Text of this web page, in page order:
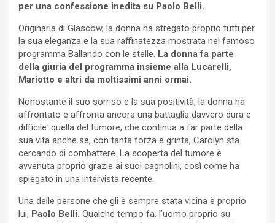
per una confessione inedita su Paolo Belli.
Originaria di Glascow, la donna ha stregato proprio tutti per
la sua eleganza e la sua raffinatezza mostrata nel famoso
programma Ballando con le stelle. La donna fa parte
della giuria del programma insieme alla Lucarelli,
Mariotto e altri da moltissimi anni ormai.
Nonostante il suo sorriso e la sua positività, la donna ha
affrontato e affronta ancora una battaglia davvero dura e
difficile: quella del tumore, che continua a far parte della
sua vita anche se, con tanta forza e grinta, Carolyn sta
cercando di combattere. La scoperta del tumore è
avvenuta proprio grazie ai suoi cagnolini, così come ha
spiegato in una intervista recente.
Una delle persone che gli è sempre stata vicina è proprio
lui, Paolo Belli. Qualche tempo fa, l’uomo proprio su